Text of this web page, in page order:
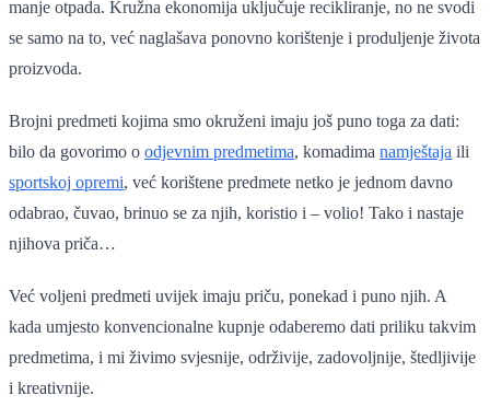
manje otpada. Kružna ekonomija uključuje recikliranje, no ne svodi
se samo na to, već naglašava ponovno korištenje i produljenje života
proizvoda.
Brojni predmeti kojima smo okruženi imaju još puno toga za dati:
bilo da govorimo o odjevnim predmetima, komadima namještaja ili
sportskoj opremi, već korištene predmete netko je jednom davno
odabrao, čuvao, brinuo se za njih, koristio i – volio! Tako i nastaje
njihova priča…
Već voljeni predmeti uvijek imaju priču, ponekad i puno njih. A
kada umjesto konvencionalne kupnje odaberemo dati priliku takvim
predmetima, i mi živimo svjesnije, održivije, zadovoljnije, štedljivije
i kreativnije.